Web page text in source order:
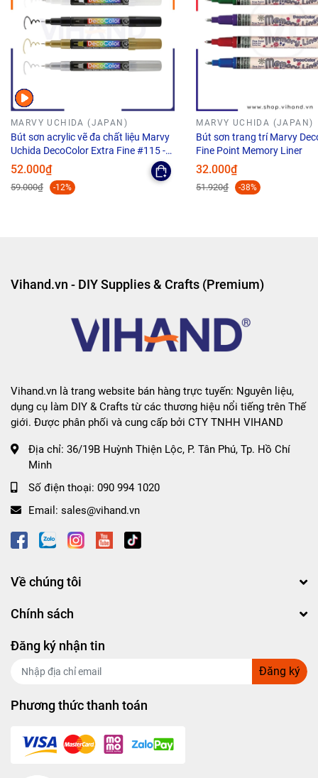
MARVY UCHIDA (JAPAN)
Bút sơn acrylic vẽ đa chất liệu Marvy
Uchida DecoColor Extra Fine #115 -
Ngòi 0.8mm
52.000₫
59.000₫ -12%
MARVY UCHIDA (JAPAN)
Bút sơn trang trí Marvy
Fine Point Memory Liner
32.000₫
51.920₫ -38%
Vihand.vn - DIY Supplies & Crafts (Premium)
Vihand.vn là trang website bán hàng trực tuyến: Nguyên liệu,
dụng cụ làm DIY & Crafts từ các thương hiệu nổi tiếng trên Thế
giới. Được phân phối và cung cấp bởi CTY TNHH VIHAND
Địa chỉ: 36/19B Huỳnh Thiện Lộc, P. Tân Phú, Tp. Hồ Chí
Minh
Số điện thoại: 090 994 1020
Email: sales@vihand.vn
Về chúng tôi
Chính sách
Đăng ký nhận tin
Đăng ký
Phương thức thanh toán